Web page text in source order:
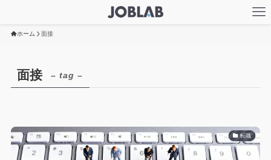
ホーム 面接
面接 – tag –
転職